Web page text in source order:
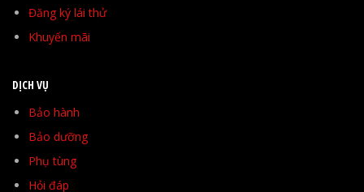
Đăng ký lái thử
Khuyến mãi
DỊCH VỤ
Bảo hành
Bảo dưỡng
Phụ tùng
Hỏi đáp